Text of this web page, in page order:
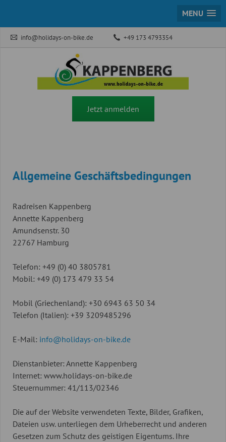
MENU
info@holidays-on-bike.de +49 173 4793354
Jetzt anmelden
Allgemeine Geschäftsbedingungen
Radreisen Kappenberg
Annette Kappenberg
Amundsenstr. 30
22767 Hamburg
Telefon: +49 (0) 40 3805781
Mobil: +49 (0) 173 479 33 54
Mobil (Griechenland): +30 6943 63 50 34
Telefon (Italien): +39 3209485296
E-Mail: info@holidays-on-bike.de
Dienstanbieter: Annette Kappenberg
Internet: www.holidays-on-bike.de
Steuernummer: 41/113/02346
Die auf der Website verwendeten Texte, Bilder, Grafiken,
Dateien usw. unterliegen dem Urheberrecht und anderen
Gesetzen zum Schutz des geistigen Eigentums. Ihre